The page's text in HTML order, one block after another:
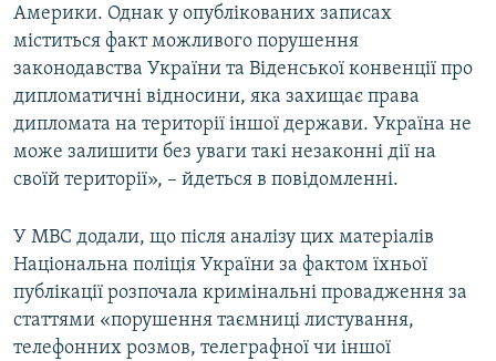
Америки. Однак у опублікованих записах
міститься факт можливого порушення
законодавства України та Віденської конвенції про
дипломатичні відносини, яка захищає права
дипломата на території іншої держави. Україна не
може залишити без уваги такі незаконні дії на
своїй території», – йдеться в повідомленні.
У МВС додали, що після аналізу цих матеріалів
Національна поліція України за фактом їхньої
публікації розпочала кримінальні провадження за
статтями «порушення таємниці листування,
телефонних розмов, телеграфної чи іншої